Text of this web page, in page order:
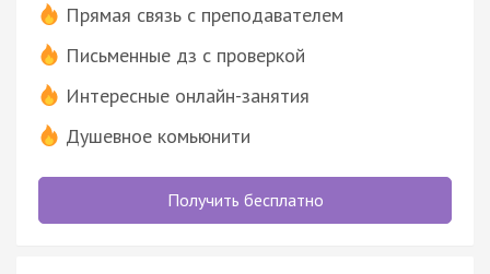
Прямая связь с преподавателем
Письменные дз с проверкой
Интересные онлайн-занятия
Душевное комьюнити
Получить бесплатно